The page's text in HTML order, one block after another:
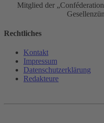
Mitglied der
Rechtliches
Kontakt
Impressum
Datenschutz­erklärung
Redakteure